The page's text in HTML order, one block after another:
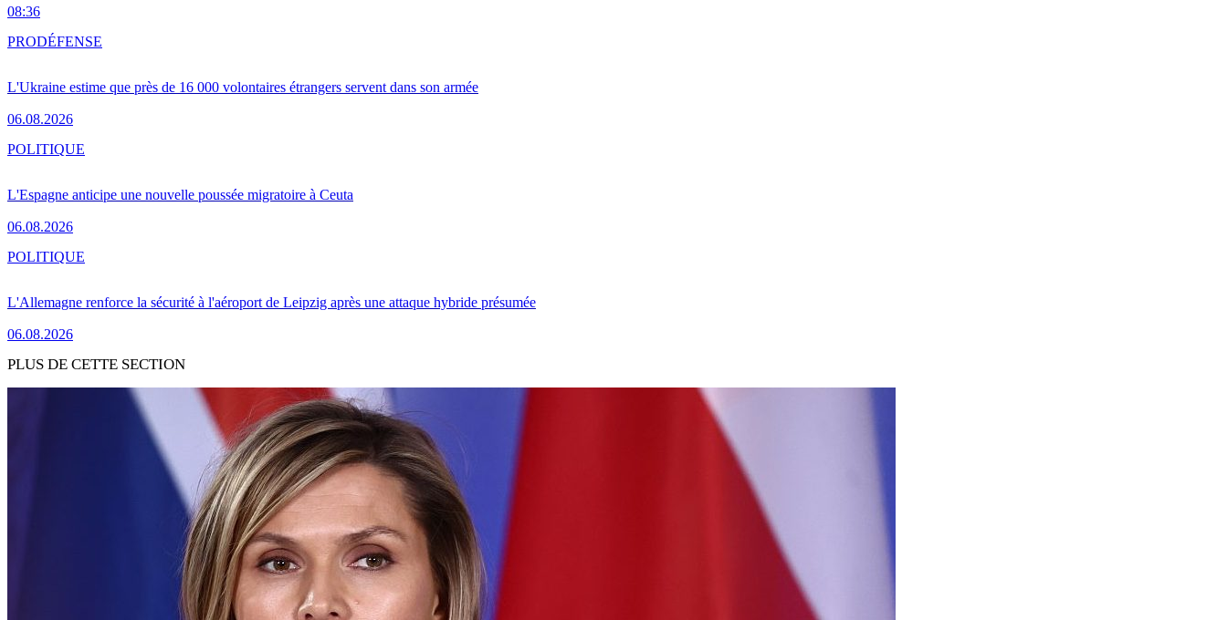
08:36
L'Ukraine estime que près de 16 000 volontaires étrangers servent dans son armée
06.08.2026
PRODÉFENSE
L'Espagne anticipe une nouvelle poussée migratoire à Ceuta
06.08.2026
POLITIQUE
L'Allemagne renforce la sécurité à l'aéroport de Leipzig après une attaque hybride présumée
06.08.2026
POLITIQUE
PLUS DE CETTE SECTION